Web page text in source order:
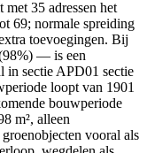
35 adressen het
69; normale spreiding
toevoegingen. Bij
— is een
in sectie APD01 sectie
loopt van 1901
bouwperiode
m², alleen
vooral als